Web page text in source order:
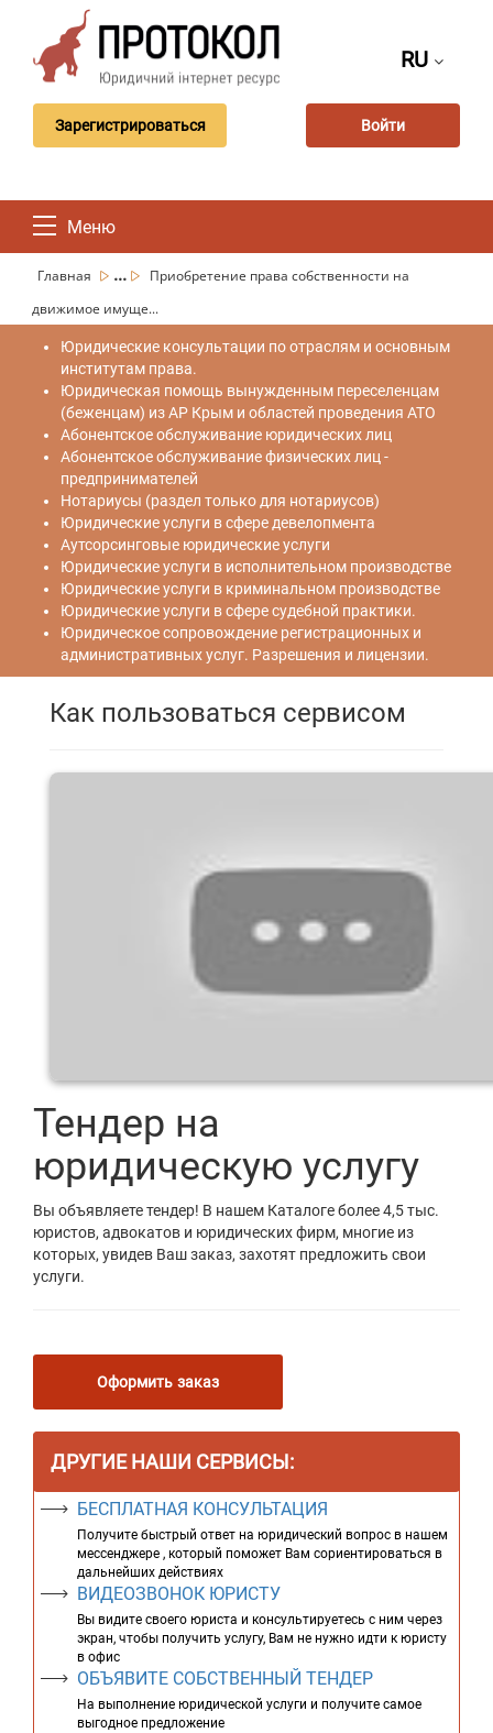
RU
Зарегистрироваться Войти
Меню
Главная ...
Приобретение права собственности на
движимое имуще...
Юридические консультации по отраслям и основным
институтам права.
Юридическая помощь вынужденным переселенцам
(беженцам) из АР Крым и областей проведения АТО
Абонентское обслуживание юридических лиц
Абонентское обслуживание физических лиц -
предпринимателей
Нотариусы (раздел только для нотариусов)
Юридические услуги в сфере девелопмента
Аутсорсинговые юридические услуги
Юридические услуги в исполнительном производстве
Юридические услуги в криминальном производстве
Юридические услуги в сфере судебной практики.
Юридическое сопровождение регистрационных и
административных услуг. Разрешения и лицензии.
Как пользоваться сервисом
Тендер на
юридическую услугу
Вы объявляете тендер! В нашем Каталоге более 4,5 тыс.
юристов, адвокатов и юридических фирм, многие из
которых, увидев Ваш заказ, захотят предложить свои
услуги.
Оформить заказ
ДРУГИЕ НАШИ СЕРВИСЫ:
БЕСПЛАТНАЯ КОНСУЛЬТАЦИЯ
Получите быстрый ответ на юридический вопрос в нашем
мессенджере , который поможет Вам сориентироваться в
дальнейших действиях
ВИДЕОЗВОНОК ЮРИСТУ
Вы видите своего юриста и консультируетесь с ним через
экран, чтобы получить услугу, Вам не нужно идти к юристу
в офис
ОБЪЯВИТЕ СОБСТВЕННЫЙ ТЕНДЕР
На выполнение юридической услуги и получите самое
выгодное предложение